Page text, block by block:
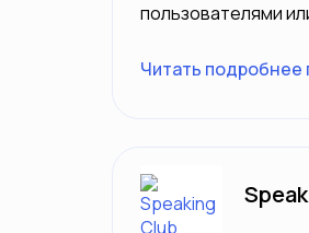
пользователями
Читать подробнее